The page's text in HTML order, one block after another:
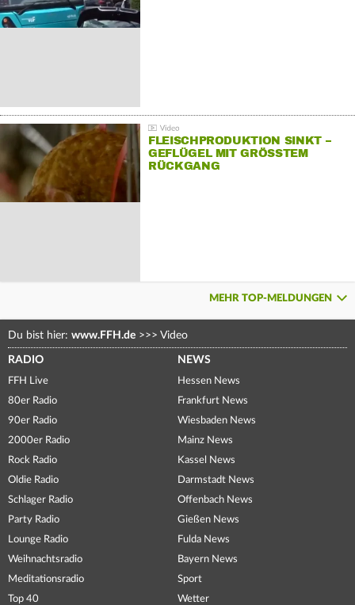
FLEISCHPRODUKTION SINKT –
GEFLÜGEL MIT GRÖSSTEM R
ÜCKGANG
MEHR TOP-MELDUNGEN
Du bist hier: www.FFH.de >>> Video
RADIO
FFH Live
80er Radio
90er Radio
2000er Radio
Rock Radio
Oldie Radio
Schlager Radio
Party Radio
Lounge Radio
Weihnachtsradio
Meditationsradio
Top 40
NEWS
Hessen News
Frankfurt News
Wiesbaden News
Mainz News
Kassel News
Darmstadt News
Offenbach News
Gießen News
Fulda News
Bayern News
Sport
Wetter